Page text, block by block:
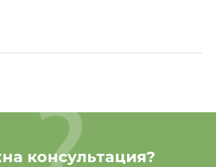
консультация?